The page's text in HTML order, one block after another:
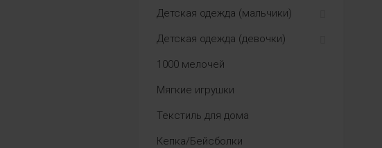
Детская одежда (мальчики)
Детская одежда (девочки)
1000 мелочей
Мягкие игрушки
Текстиль для дома
Кепка/Бейсболки